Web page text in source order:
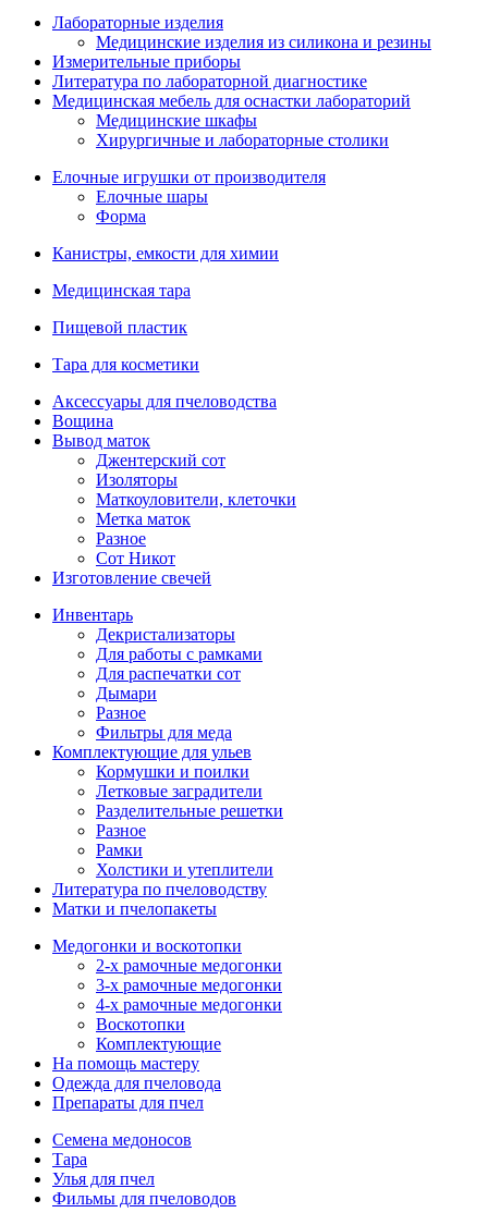
Лабораторные изделия
Медицинские изделия из силикона и резины
Измерительные приборы
Литература по лабораторной диагностике
Медицинская мебель для оснастки лабораторий
Медицинские шкафы
Хирургичные и лабораторные столики
Елочные игрушки от производителя
Елочные шары
Форма
Канистры, емкости для химии
Медицинская тара
Пищевой пластик
Тара для косметики
Аксессуары для пчеловодства
Вощина
Вывод маток
Джентерский сот
Изоляторы
Маткоуловители, клеточки
Метка маток
Разное
Сот Никот
Изготовление свечей
Инвентарь
Декристализаторы
Для работы с рамками
Для распечатки сот
Дымари
Разное
Фильтры для меда
Комплектующие для ульев
Кормушки и поилки
Летковые заградители
Разделительные решетки
Разное
Рамки
Холстики и утеплители
Литература по пчеловодству
Матки и пчелопакеты
Медогонки и воскотопки
2-х рамочные медогонки
3-х рамочные медогонки
4-х рамочные медогонки
Воскотопки
Комплектующие
На помощь мастеру
Одежда для пчеловода
Препараты для пчел
Семена медоносов
Тара
Улья для пчел
Фильмы для пчеловодов